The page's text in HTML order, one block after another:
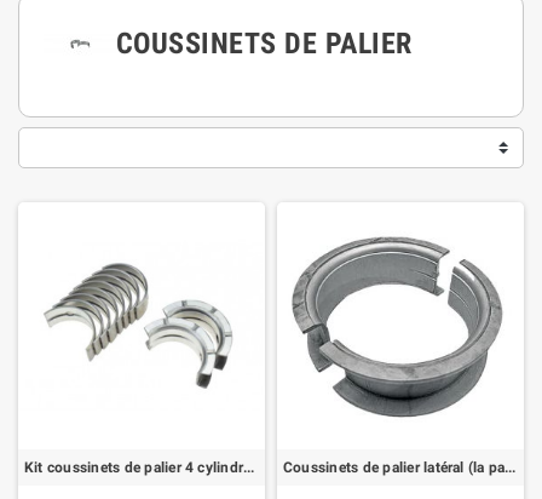
COUSSINETS DE PALIER
Kit coussinets de palier 4 cylindres CASE IH Coussinets de palier latéral (la paire) CASE IH